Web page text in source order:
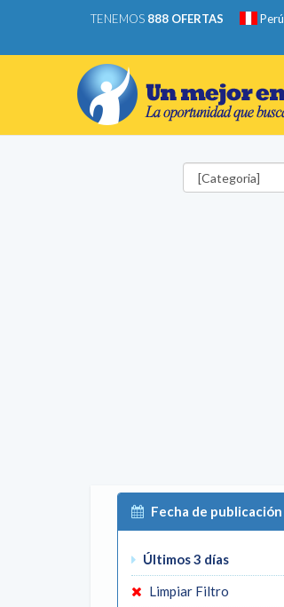
TENEMOS 888 OFERTAS Perú
Categorías
Fecha de publicación
Últimos 3 días
Limpiar Filtro